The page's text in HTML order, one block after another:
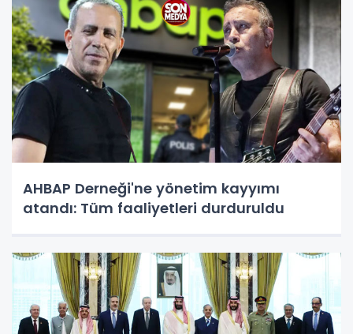
AHBAP Derneği'ne yönetim kayyımı
atandı: Tüm faaliyetleri durduruldu